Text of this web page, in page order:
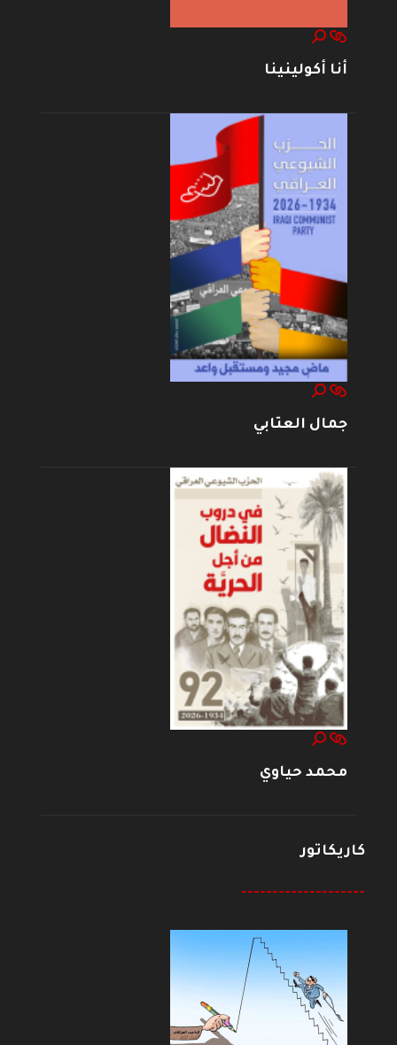
أنا أكولينينا
جمال العتابي
محمد حياوي
كاريكاتور
--------------------